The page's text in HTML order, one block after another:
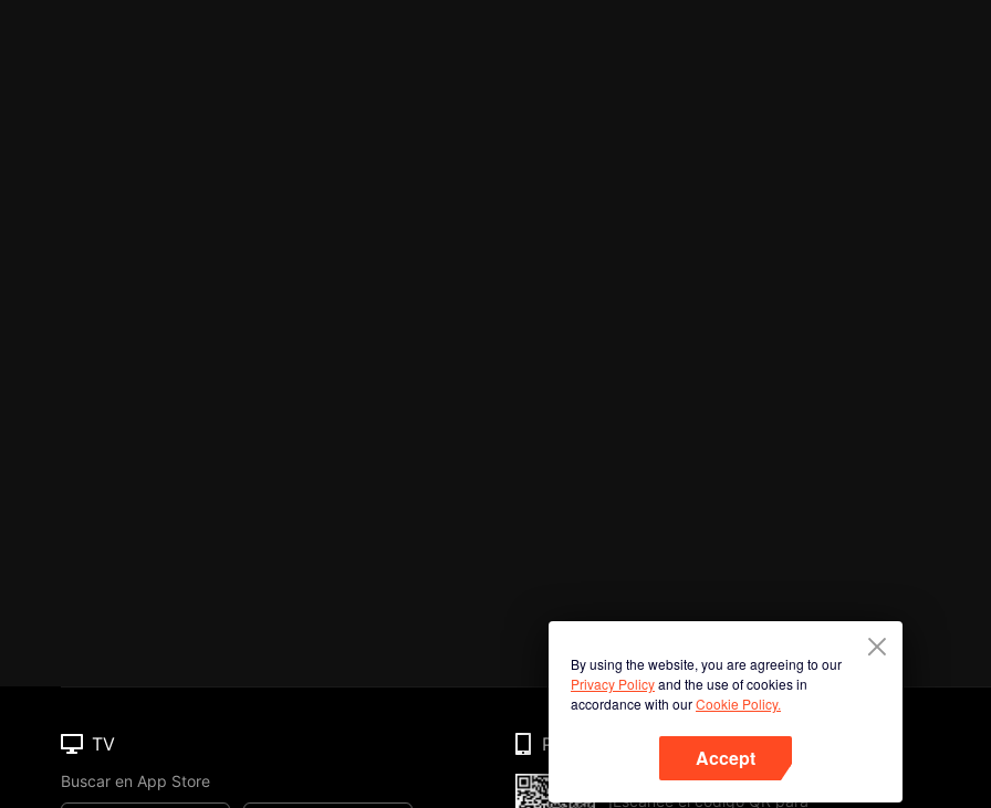
By using the website, you are agreeing to our
Privacy Policyand the use of cookies in
accordance with ourCookie Policy.
Accept
TV
Buscar en App Store
Phone
¡Escanee el código QR para